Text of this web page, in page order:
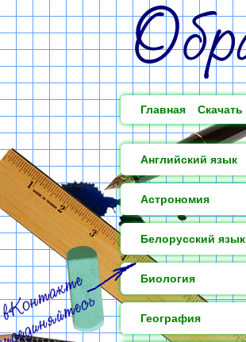
Главная Скачать
Английский язык
Астрономия
Белорусский язык
Биология
География